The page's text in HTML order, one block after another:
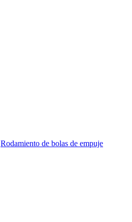
Rodamiento de bolas de empuje